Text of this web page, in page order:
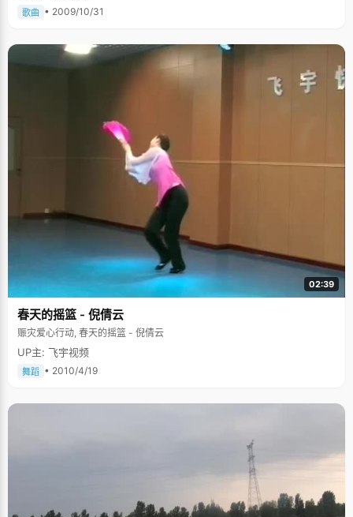
歌曲 • 2009/10/31
02:39
春天的摇篮 - 倪倩云
赈灾爱心行动, 春天的摇篮 - 倪倩云
UP主: 飞宇视频
舞蹈 • 2010/4/19